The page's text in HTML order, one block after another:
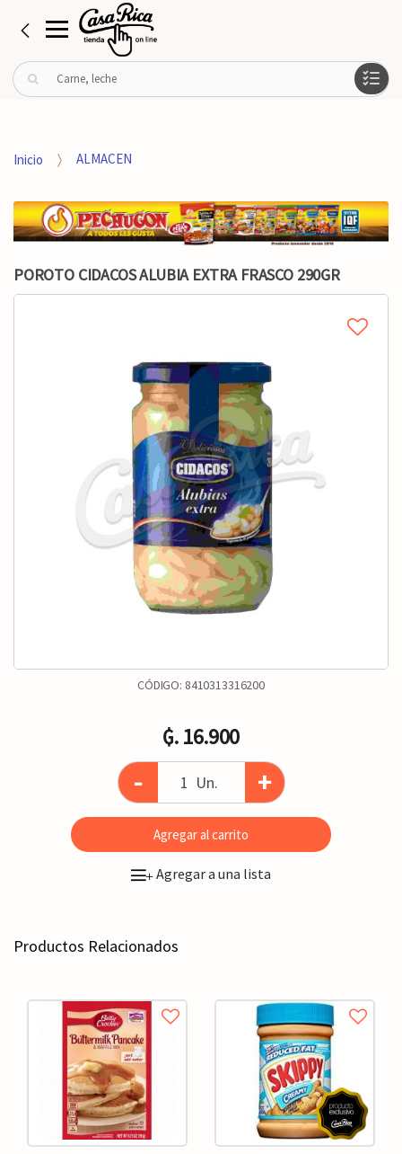
B
u
r
o
r
:
Inicio ALMACEN
POROTO CIDACOS ALUBIA EXTRA FRASCO 290GR
CÓDIGO: 8410313316200
₲. 16.900
- Un. +
Agregar al carrito
+Agregar a una lista
Productos Relacionados